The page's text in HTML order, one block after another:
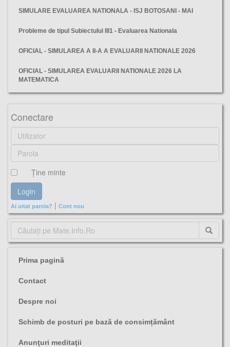
SIMULARE EVALUAREA NATIONALA - ISJ BOTOSANI - MAI
Probleme de tipul Subiectului III1 - Evaluarea Nationala
OFICIAL - SIMULAREA A II-A A EVALUARII NATIONALE 2026
OFICIAL - SIMULAREA EVALUARII NATIONALE 2026 LA
MATEMATICA
Conectare
Ţine minte
Ai uitat parola? | Cont nou
Prima pagină
Contact
Despre noi
Schimb de posturi pe bază de consimțământ
Anunţuri meditaţii